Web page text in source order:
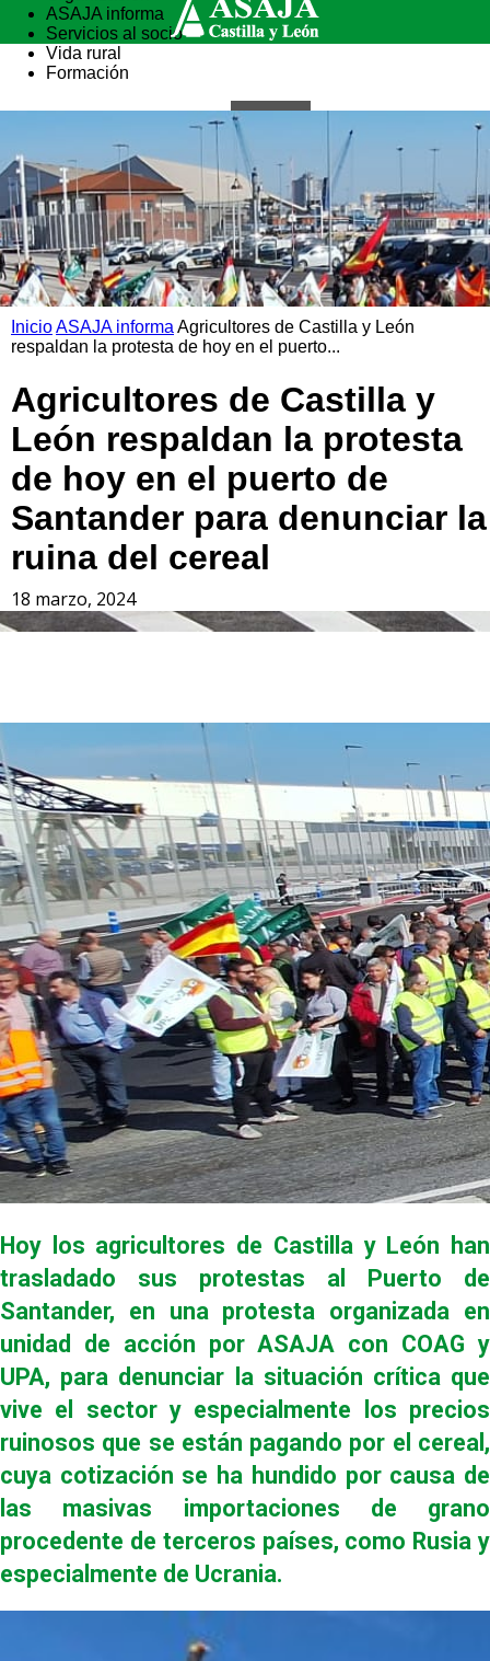
ASAJA informa
Servicios al socio
Vida rural
Formación
InicioASAJA informa Agricultores de Castilla y León
respaldan la protesta de hoy en el puerto...
Agricultores de Castilla y
León respaldan la protesta
de hoy en el puerto de
Santander para denunciar la
ruina del cereal
18 marzo, 2024
Hoy los agricultores de Castilla y León han
trasladado sus protestas al Puerto de
Santander, en una protesta organizada en
unidad de acción por ASAJA con COAG y
UPA, para denunciar la situación crítica que
vive el sector y especialmente los precios
ruinosos que se están pagando por el cereal,
cuya cotización se ha hundido por causa de
las masivas importaciones de grano
procedente de terceros países, como Rusia y
especialmente de Ucrania.